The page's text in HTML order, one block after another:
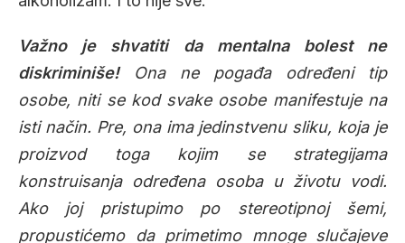
Važno je shvatiti da mentalna bolest ne
diskriminiše!Ona ne pogađa određeni tip
osobe, niti se kod svake osobe manifestuje na
isti način. Pre, ona ima jedinstvenu sliku, koja je
proizvod toga kojim se strategijama
konstruisanja određena osoba u životu vodi.
Ako joj pristupimo po stereotipnoj šemi,
propustićemo da primetimo mnoge slučajeve